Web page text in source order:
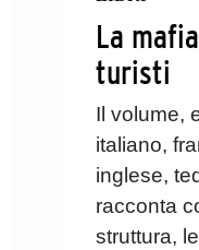
La
turisti
Il volume,
italiano,
inglese,
racconta
struttura,